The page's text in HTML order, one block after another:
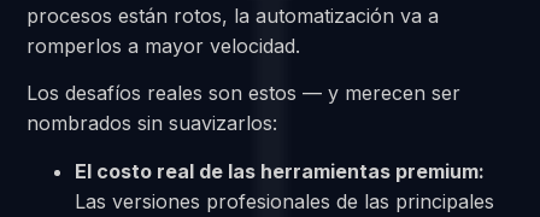
procesos están rotos, la automatización va a
romperlos a mayor velocidad.
Los desafíos reales son estos — y merecen ser
nombrados sin suavizarlos:
El costo real de las herramientas premium:
Las versiones profesionales de las principales